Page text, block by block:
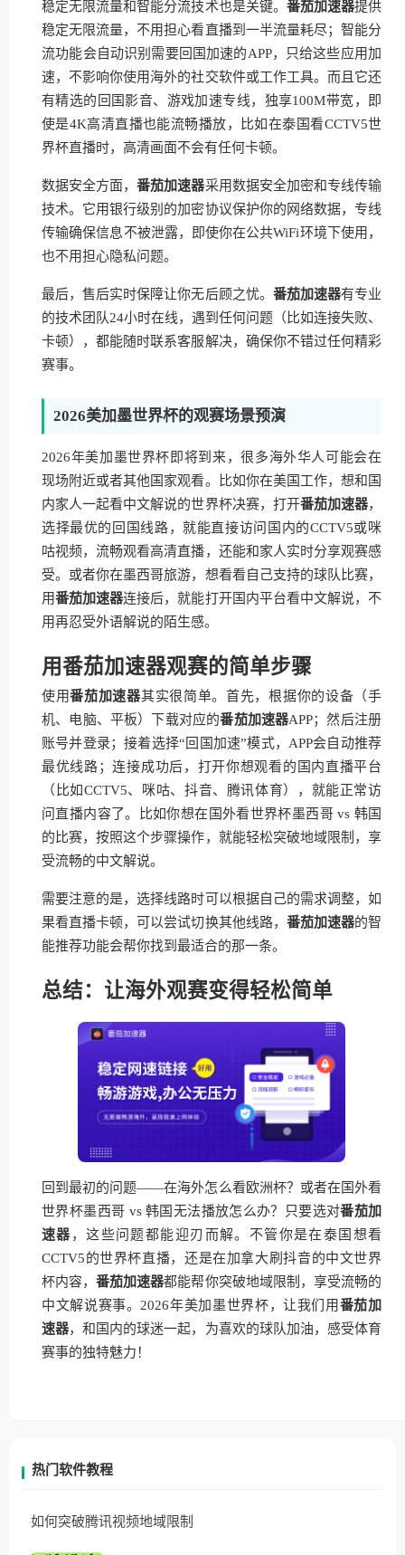
稳定无限流量和智能分流技术也是关键。 番茄加速器提供
稳定无限流量，不用担心看直播到一半流量耗尽；智能分
流功能会自动识别需要回国加速的APP，只给这些应用加
速，不影响你使用海外的社交软件或工作工具。而且它还
有精选的回国影音、游戏加速专线，独享100M带宽，即
使是4K高清直播也能流畅播放，比如在泰国看CCTV5世
界杯直播时，高清画面不会有任何卡顿。
数据安全方面，番茄加速器采用数据安全加密和专线传输
技术。它用银行级别的加密协议保护你的网络数据，专线
传输确保信息不被泄露，即使你在公共WiFi环境下使用，
也不用担心隐私问题。
最后，售后实时保障让你无后顾之忧。 番茄加速器有专业
的技术团队24小时在线，遇到任何问题（比如连接失败、
卡顿），都能随时联系客服解决，确保你不错过任何精彩
赛事。
2026美加墨世界杯的观赛场景预演
2026年美加墨世界杯即将到来，很多海外华人可能会在
现场附近或者其他国家观看。比如你在美国工作，想和国
内家人一起看中文解说的世界杯决赛，打开番茄加速器，
选择最优的回国线路，就能直接访问国内的CCTV5或咪
咕视频，流畅观看高清直播，还能和家人实时分享观赛感
受。或者你在墨西哥旅游，想看看自己支持的球队比赛，
用番茄加速器连接后，就能打开国内平台看中文解说，不
用再忍受外语解说的陌生感。
用番茄加速器观赛的简单步骤
使用番茄加速器其实很简单。首先，根据你的设备（手
机、电脑、平板）下载对应的番茄加速器APP；然后注册
账号并登录；接着选择“回国加速”模式，APP会自动推荐
最优线路；连接成功后，打开你想观看的国内直播平台
（比如CCTV5、咪咕、抖音、腾讯体育），就能正常访
问直播内容了。比如你想在国外看世界杯墨西哥 vs 韩国
的比赛，按照这个步骤操作，就能轻松突破地域限制，享
受流畅的中文解说。
需要注意的是，选择线路时可以根据自己的需求调整，如
果看直播卡顿，可以尝试切换其他线路， 番茄加速器的智
能推荐功能会帮你找到最适合的那一条。
总结：让海外观赛变得轻松简单
回到最初的问题——在海外怎么看欧洲杯？或者在国外看
世界杯墨西哥 vs 韩国无法播放怎么办？只要选对番茄加
速器，这些问题都能迎刃而解。不管你是在泰国想看
CCTV5的世界杯直播，还是在加拿大刷抖音的中文世界
杯内容，番茄加速器都能帮你突破地域限制，享受流畅的
中文解说赛事。2026年美加墨世界杯，让我们用番茄加
速器，和国内的球迷一起，为喜欢的球队加油，感受体育
赛事的独特魅力！
热门软件教程
如何突破腾讯视频地域限制